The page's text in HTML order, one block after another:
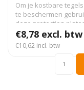
Om je kostbare
te beschermen
deze protection
€8,78 excl. btw
€10,62 incl. btw